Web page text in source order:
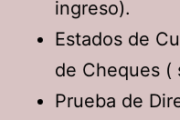
ingreso).
Estados de
de Cheques (
Prueba de